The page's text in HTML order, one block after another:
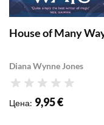
House of Many
Diana Wynne Jones
Рейтинг
Цена: 9,95 €